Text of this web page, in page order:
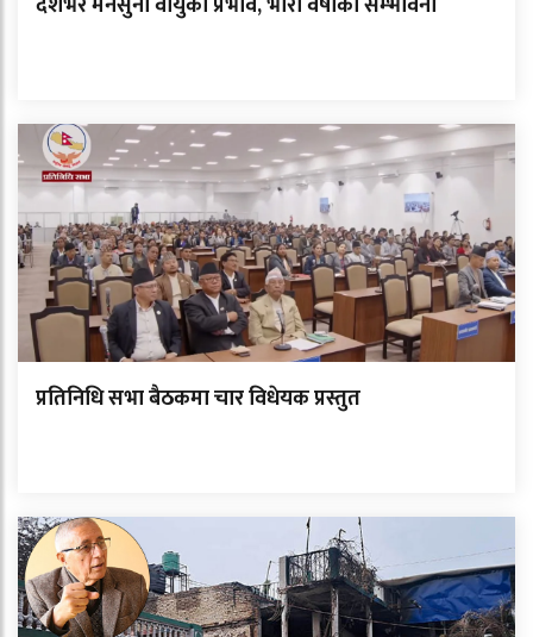
प्रतिनिधि सभा बैठकमा चार विधेयक प्रस्तुत